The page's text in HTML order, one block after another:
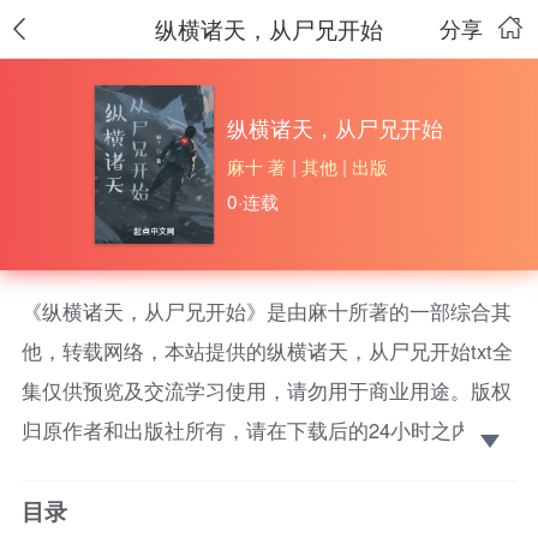
分享
纵横诸天，从尸兄开始
纵横诸天，从尸兄开始
麻十 著 | 其他 | 出版
0·连载
《纵横诸天，从尸兄开始》是由麻十所著的一部综合其
他，转载网络，本站提供的纵横诸天，从尸兄开始txt全
集仅供预览及交流学习使用，请勿用于商业用途。版权
归原作者和出版社所有，请在下载后的24小时之内删
【尸 兄】→【地球尽头】→【漫 威】→【仙剑奇侠
目录